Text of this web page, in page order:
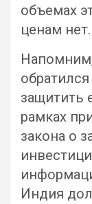
объемах
ценам нет.
защитить
рамках
закона о
Индия